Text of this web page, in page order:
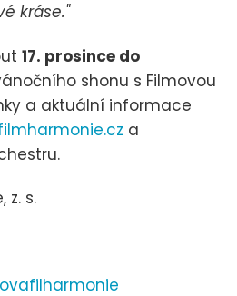
kráse."
17. prosince do
shonu s Filmovou
a aktuální informace
a
z. s.